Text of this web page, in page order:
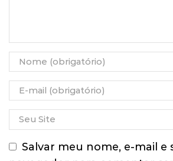
Salvar meu nome, e-mail e